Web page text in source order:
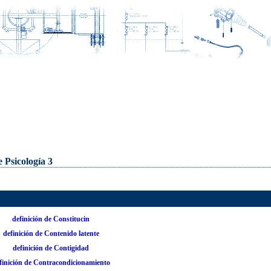
Psicología 3
definición de Constitucin
definición de Contenido latente
definición de Contigidad
de Contracondicionamiento